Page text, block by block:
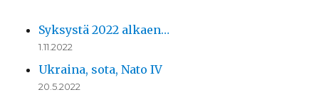
Syksystä 2022 alkaen…
1.11.2022
Ukraina, sota, Nato IV
20.5.2022